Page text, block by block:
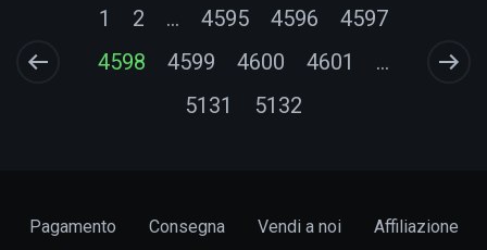
1 2 ... 4595 4596
4597
4598
4599 4600 4601
...
5131
5132
Pagamento Consegna Vendi a noi Affiliazione